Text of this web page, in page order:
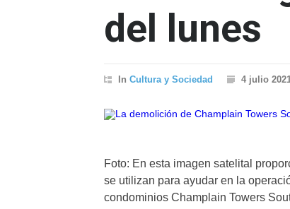
del lunes
In Cultura y Sociedad 4 julio
Foto: En esta imagen satelital
se utilizan para ayudar en la
condominios Champlain Towers